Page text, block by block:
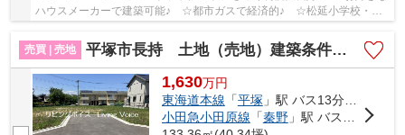
ハウスメーカーで建築可能♪ ☆都市ガスで経済的♪ ☆松延小学校・金
売買 | 売地
平塚市長持 土地（売地）建築条件なし 全12区画
1,630万円
東海道本線 「平塚」駅 バス13分 「長持」 停歩4分
小田急小田原線 「秦野」駅 バス28分 「長持」 停歩4分